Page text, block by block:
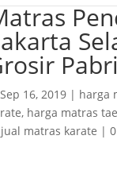
Sep 16, 2019| harga
, harga matras
jual matras karate |